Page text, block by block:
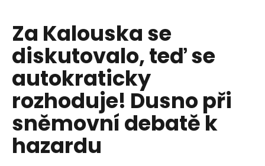
Za Kalouska se
diskutovalo, teď se
autokraticky
rozhoduje! Dusno při
sněmovní debatě k
hazardu